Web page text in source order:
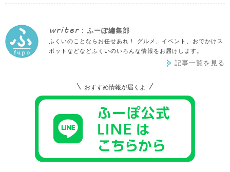
writer : ふーぽ編集部
ふくいのことならお任せあれ！ グルメ、イベント、おでかけス
ポットなどなどふくいのいろんな情報をお届けします。
記事一覧を見る
おすすめ情報が届くよ